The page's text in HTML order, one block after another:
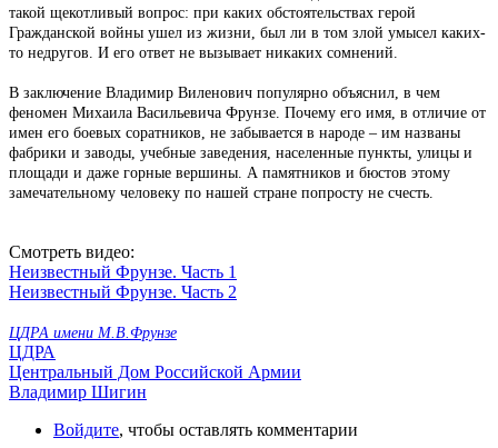
такой щекотливый вопрос: при каких обстоятельствах герой
Гражданской войны ушел из жизни, был ли в том злой умысел каких-
то недругов. И его ответ не вызывает никаких сомнений.
В заключение Владимир Виленович популярно объяснил, в чем
феномен Михаила Васильевича Фрунзе. Почему его имя, в отличие от
имен его боевых соратников, не забывается в народе – им названы
фабрики и заводы, учебные заведения, населенные пункты, улицы и
площади и даже горные вершины. А памятников и бюстов этому
замечательному человеку по нашей стране попросту не счесть.
Смотреть видео:
Неизвестный Фрунзе. Часть 1
Неизвестный Фрунзе. Часть 2
ЦДРА имени М.В.Фрунзе
ЦДРА
Центральный Дом Российской Армии
Владимир Шигин
Войдите, чтобы оставлять комментарии